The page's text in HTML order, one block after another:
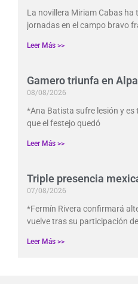
La novillera Miriam Cabas ha
jornadas en el campo bravo
Leer Más >>
Gamero triunfa en
08/08/2026
*Ana Batista sufre lesión y
que el festejo quedó
Leer Más >>
Triple presencia
07/08/2026
*Fermín Rivera confirmará
vuelve tras su participación
Leer Más >>